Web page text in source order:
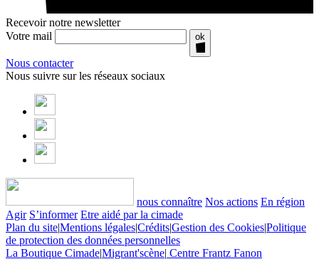
Recevoir notre newsletter
Votre mail
ok
Nous contacter
Nous suivre sur les réseaux sociaux
nous connaître Nos actions En région
Agir S’informer Etre aidé par la cimade
Plan du site|Mentions légales|Crédits|Gestion des Cookies|Politique
de protection des données personnelles
La Boutique Cimade|Migrant'scène| Centre Frantz Fanon